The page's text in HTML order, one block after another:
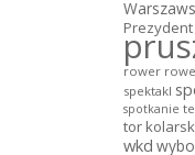
Prezydent
rower
spektakl
spotkanie
tor
wkd